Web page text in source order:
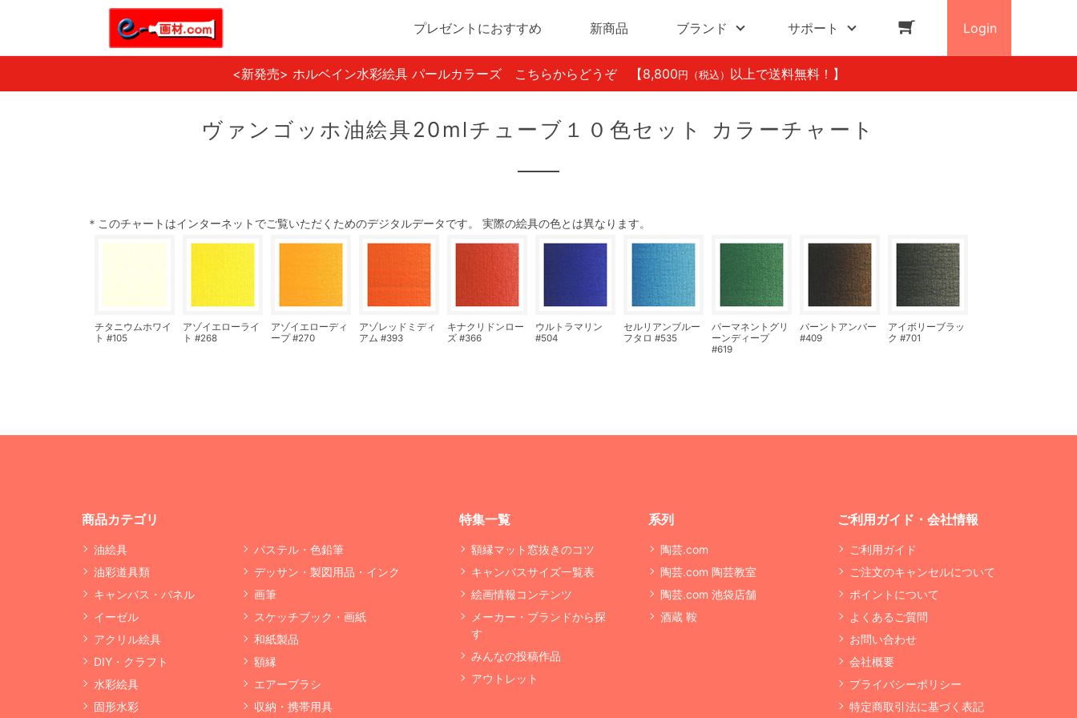
プレゼントにおすすめ 新商品 ブランド サポート Login
<新発売> ホルベイン水彩絵具 パールカラーズ こちらからどうぞ 【8,800 円（税込） 以上で送料無料！】
ヴァンゴッホ油絵具20mlチューブ１０色セット カラーチャート
＊このチャートはインターネットでご覧いただくためのデジタルデータです。 実際の絵具の色とは異なります。
チタニウムホワイ
ト #105
アゾイエローライ
ト #268
アゾイエローディ
ープ #270
アゾレッドミディ
アム #393
キナクリドンロー
ズ #366
ウルトラマリン
#504
セルリアンブルー
フタロ #535
パーマネントグリ
ーンディープ
#619
バーントアンバー
#409
アイボリーブラッ
ク #701
商品カテゴリ
油絵具
油彩道具類
キャンバス・パネル
イーゼル
アクリル絵具
DIY・クラフト
水彩絵具
固形水彩
パステル・色鉛筆
デッサン・製図用品・インク
画筆
スケッチブック・画紙
和紙製品
額縁
エアーブラシ
収納・携帯用具
特集一覧
額縁マット窓抜きのコツ
キャンバスサイズ一覧表
絵画情報コンテンツ
メーカー・ブランドから探
す
みんなの投稿作品
アウトレット
系列
陶芸.com
陶芸.com 陶芸教室
陶芸.com 池袋店舗
酒蔵 鞍
ご利用ガイド・会社情報
ご利用ガイド
ご注文のキャンセルについて
ポイントについて
よくあるご質問
お問い合わせ
会社概要
プライバシーポリシー
特定商取引法に基づく表記